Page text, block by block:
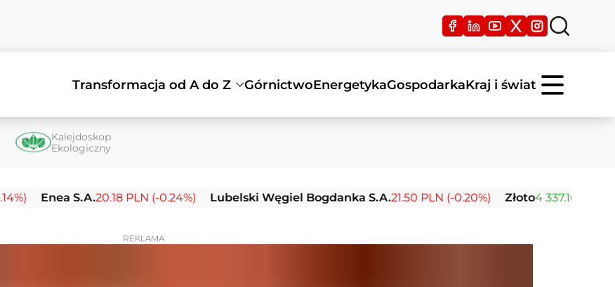
Transformacja od A do Z GórnictwoEnergetykaGospodarkaKraj i świat
Kalejdoskop
Ekologiczny
Enea S.A.20.18 PLN (-0.24%) Lubelski Węgiel Bogdanka S.A.21.50 PLN (-0.20%) Złoto 4 337.16 USD (+2.28%)
REKLAMA